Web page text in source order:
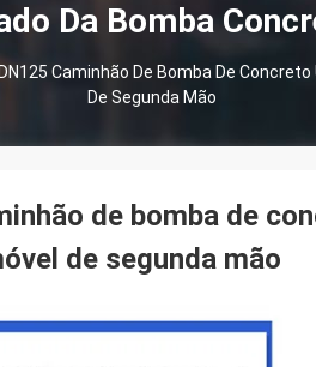
Da Bomba
DN125 Caminhão De Bomba De
De Segunda Mão
de bomba de
de segunda mão